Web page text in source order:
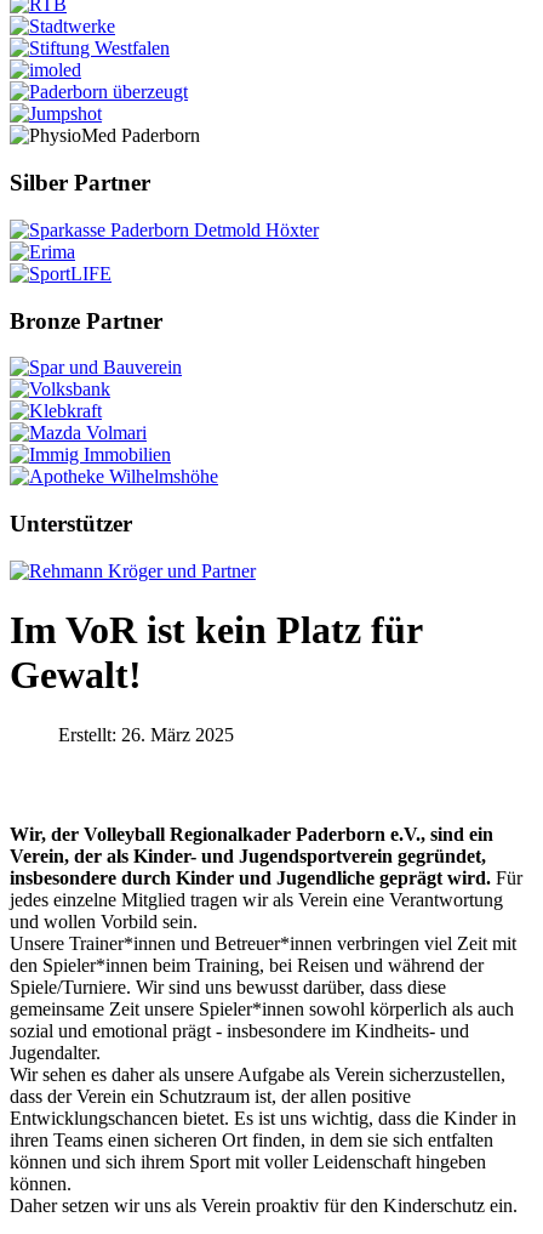
Silber Partner
Bronze Partner
Unterstützer
Im VoR ist kein Platz für
Gewalt!
Erstellt: 26. März 2025
Wir, der Volleyball Regionalkader Paderborn e.V., sind ein
Verein, der als Kinder- und Jugendsportverein gegründet,
insbesondere durch Kinder und Jugendliche geprägt wird. Für
jedes einzelne Mitglied tragen wir als Verein eine Verantwortung
und wollen Vorbild sein.
Unsere Trainer*innen und Betreuer*innen verbringen viel Zeit mit
den Spieler*innen beim Training, bei Reisen und während der
Spiele/Turniere. Wir sind uns bewusst darüber, dass diese
gemeinsame Zeit unsere Spieler*innen sowohl körperlich als auch
sozial und emotional prägt - insbesondere im Kindheits- und
Jugendalter.
Wir sehen es daher als unsere Aufgabe als Verein sicherzustellen,
dass der Verein ein Schutzraum ist, der allen positive
Entwicklungschancen bietet. Es ist uns wichtig, dass die Kinder in
ihren Teams einen sicheren Ort finden, in dem sie sich entfalten
können und sich ihrem Sport mit voller Leidenschaft hingeben
können.
Daher setzen wir uns als Verein proaktiv für den Kinderschutz ein.